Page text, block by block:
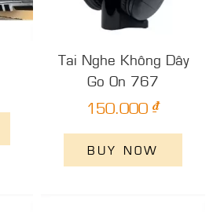
Tai Nghe Không Dây
Go On 767
150.000 ₫
BUY NOW